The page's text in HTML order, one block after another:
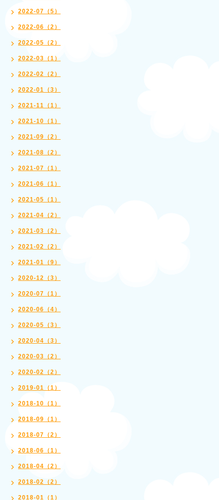
2022-07（5）
2022-06（2）
2022-05（2）
2022-03（1）
2022-02（2）
2022-01（3）
2021-11（1）
2021-10（1）
2021-09（2）
2021-08（2）
2021-07（1）
2021-06（1）
2021-05（1）
2021-04（2）
2021-03（2）
2021-02（2）
2021-01（9）
2020-12（3）
2020-07（1）
2020-06（4）
2020-05（3）
2020-04（3）
2020-03（2）
2020-02（2）
2019-01（1）
2018-10（1）
2018-09（1）
2018-07（2）
2018-06（1）
2018-04（2）
2018-02（2）
2018-01（1）